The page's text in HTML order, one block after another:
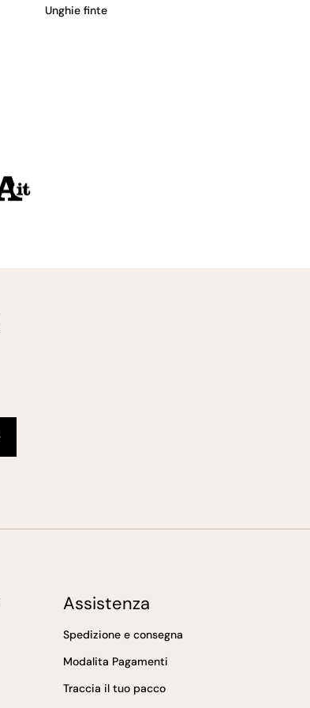
Unghie finte
Assistenza
Spedizione e consegna
Modalita Pagamenti
Traccia il tuo pacco